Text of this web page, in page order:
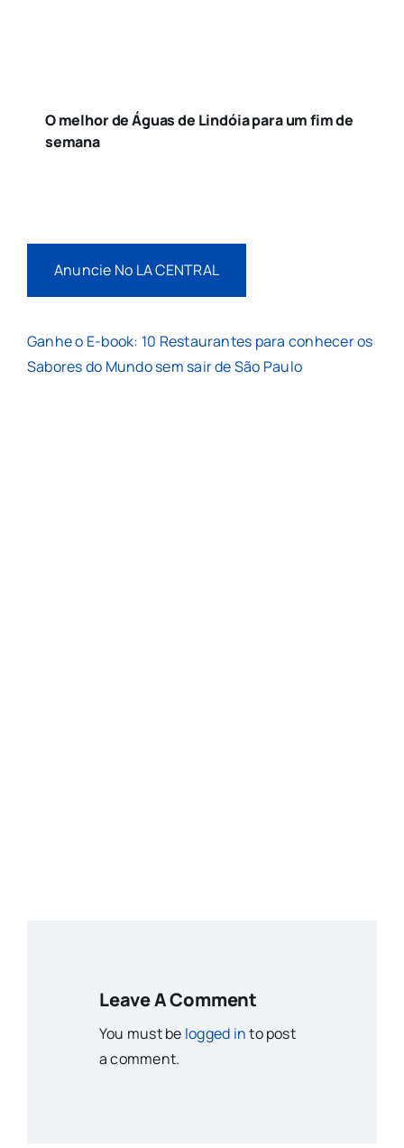
O melhor de Águas de Lindóia para um fim de
semana
Anuncie No LA CENTRAL
Ganhe o E-book: 10 Restaurantes para conhecer os
Sabores do Mundo sem sair de São Paulo
Leave A Comment
You must be logged into post
a comment.